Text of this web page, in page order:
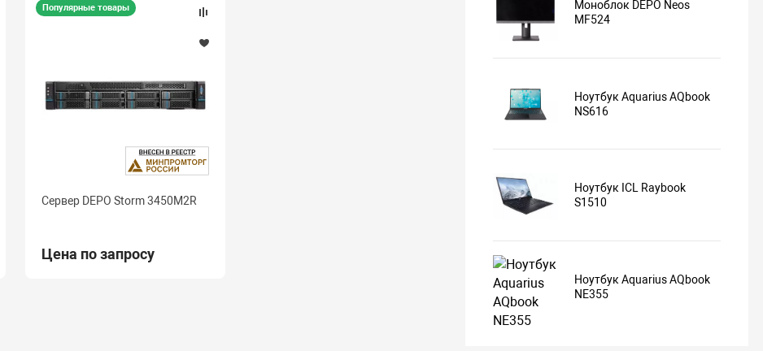
Популярные товары
Сервер DEPO Storm 3450M2R
Цена по запросу
Моноблок DEPO Neos
MF524
Ноутбук Aquarius AQbook
NS616
Ноутбук ICL Raybook
S1510
Ноутбук Aquarius AQbook
NE355